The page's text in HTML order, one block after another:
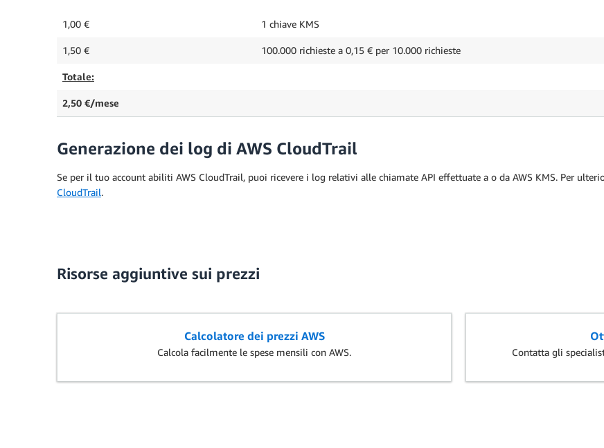
1,00 € 1 chiave KMS
1,50 € 100.000 richieste a 0,15 € per 10.000 richieste
Totale:
2,50 €/mese
Generazione dei log di AWS CloudTrail
Se per il tuo account abiliti AWS CloudTrail, puoi ricevere i log relativi alle chiamate API effettuate a o da AWS KMS. Per
CloudTrail.
Risorse aggiuntive sui prezzi
Calcolatore dei prezzi AWS
Calcola facilmente le spese mensili con AWS. Contatta gli